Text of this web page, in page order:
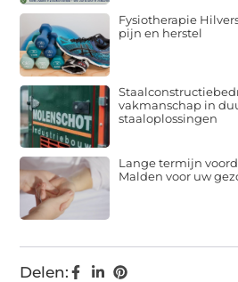
Delen:
Fysiotherapie
pijn en herstel
vakmanschap in
staaloplossingen
Lange termijn
Malden voor uw